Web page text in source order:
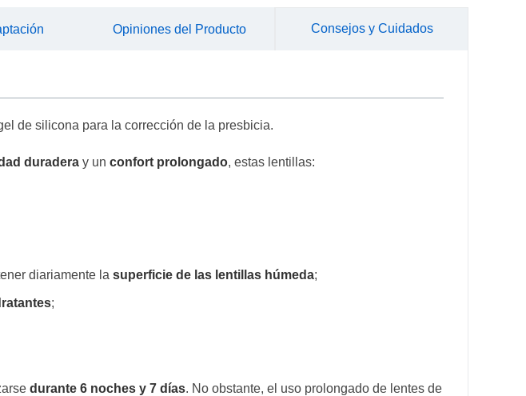
Opiniones del Producto Consejos y Cuidados
de silicona para la corrección de la presbicia.
duradera y un confort prolongado, estas lentillas:
diariamente la superficie de las lentillas húmeda;
;
durante 6 noches y 7 días. No obstante, el uso prolongado de lentes de